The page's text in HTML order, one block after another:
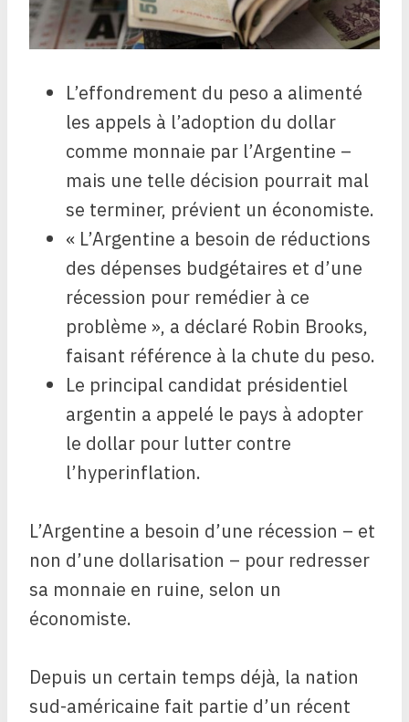
L’effondrement du peso a alimenté
les appels à l’adoption du dollar
comme monnaie par l’Argentine –
mais une telle décision pourrait mal
se terminer, prévient un économiste.
« L’Argentine a besoin de réductions
des dépenses budgétaires et d’une
récession pour remédier à ce
problème », a déclaré Robin Brooks,
faisant référence à la chute du peso.
Le principal candidat présidentiel
argentin a appelé le pays à adopter
le dollar pour lutter contre
l’hyperinflation.
L’Argentine a besoin d’une récession – et
non d’une dollarisation – pour redresser
sa monnaie en ruine, selon un
économiste.
Depuis un certain temps déjà, la nation
sud-américaine fait partie d’un récent